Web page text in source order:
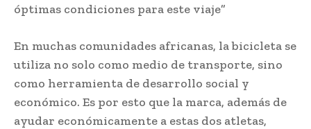
óptimas condiciones para este viaje”
En muchas comunidades africanas, la bicicleta se
utiliza no solo como medio de transporte, sino
como herramienta de desarrollo social y
económico. Es por esto que la marca, además de
ayudar económicamente a estas dos atletas,